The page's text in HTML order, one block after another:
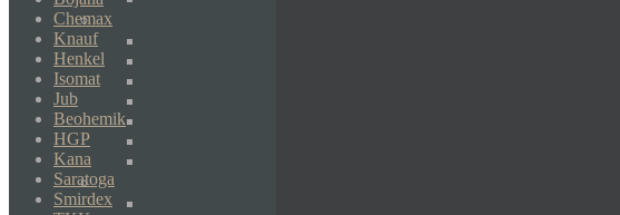
Chemax
Knauf
Henkel
Isomat
Jub
Beohemik
HGP
Kana
Saratoga
Smirdex